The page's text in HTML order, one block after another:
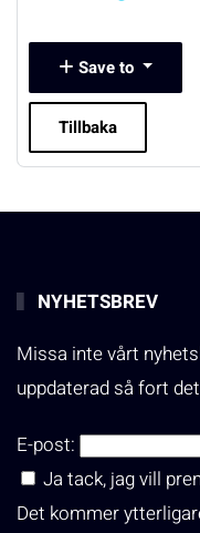
Save to
Tillbaka
NYHETSBREV
Missa inte vårt
uppdaterad så fort
E-post:
Ja tack, jag vill
Det kommer